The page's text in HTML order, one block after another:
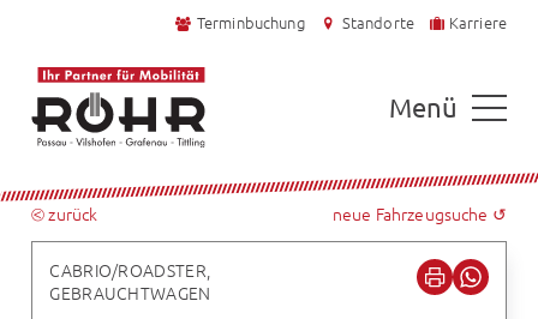
Terminbuchung Standorte Karriere
Menü
⧀ zurück neue Fahrzeugsuche ↺
CABRIO/ROADSTER,
GEBRAUCHTWAGEN